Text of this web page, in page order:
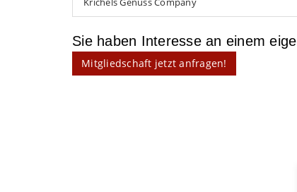
Sie haben Interesse an einem
Mitgliedschaft jetzt anfragen!